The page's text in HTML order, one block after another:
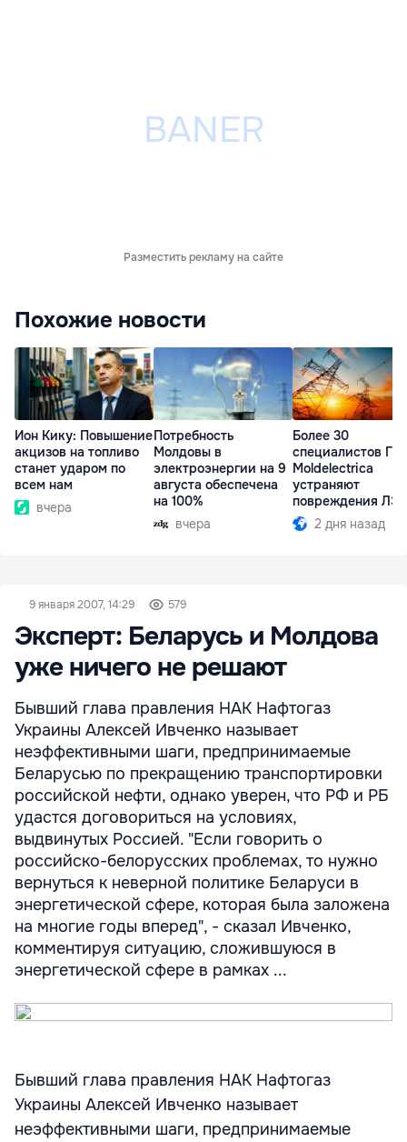
Разместить рекламу на сайте
Похожие новости
Ион Кику: Повышение
акцизов на топливо
станет ударом по
всем нам
вчера
Потребность
Молдовы в
электроэнергии на 9
августа обеспечена
на 100%
вчера
Более 30
специалистов ГП
Moldelectrica
устраняют
повреждения
Бельцы-
2 дня назад
9 января 2007, 14:29 579
Эксперт: Беларусь и Молдова
уже ничего не решают
Бывший глава правления НАК Нафтогаз
Украины Алексей Ивченко называет
неэффективными шаги, предпринимаемые
Беларусью по прекращению транспортировки
российской нефти, однако уверен, что РФ и РБ
удастся договориться на условиях,
выдвинутых Россией. "Если говорить о
российско-белорусских проблемах, то нужно
вернуться к неверной политике Беларуси в
энергетической сфере, которая была заложена
на многие годы вперед", - сказал Ивченко,
комментируя ситуацию, сложившуюся в
энергетической сфере в рамках ...
Бывший глава правления НАК Нафтогаз
Украины Алексей Ивченко называет
неэффективными шаги, предпринимаемые